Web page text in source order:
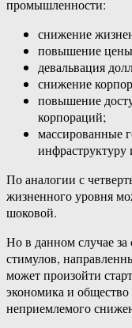
промышленности:
снижение
повышение
девальвация
снижение
повышение
корпораций;
массированные
По аналогии с
жизненного уровня
шоковой.
Но в данном случае
стимулов,
может произойти
экономика и общество
неприемлемого